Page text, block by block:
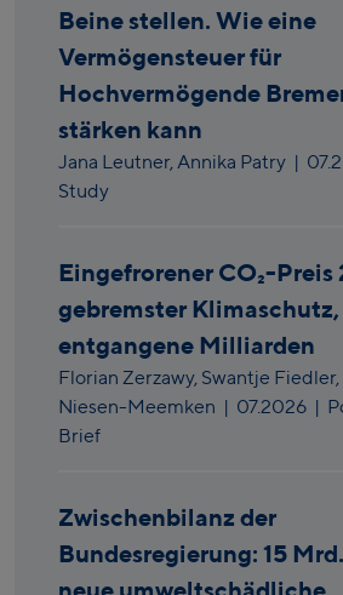
Beine stellen. Wie eine
Vermögensteuer für
Hochvermögende
stärken kann
Jana Leutner,Annika Patry |
Study
Eingefrorener CO₂-Preis
gebremster Klimaschutz,
entgangene Milliarden
Florian Zerzawy, Swantje Fiedler,
Niesen-Meemken | 07.2026 |
Brief
Zwischenbilanz der
Bundesregierung: 15